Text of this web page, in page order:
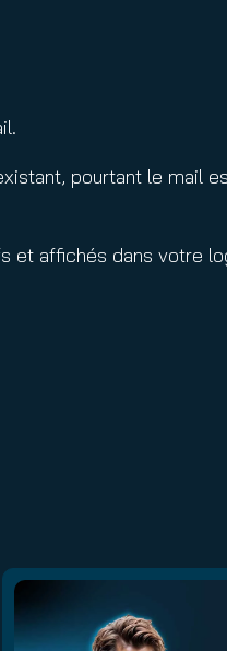
pourtant le mail
et affichés dans votre